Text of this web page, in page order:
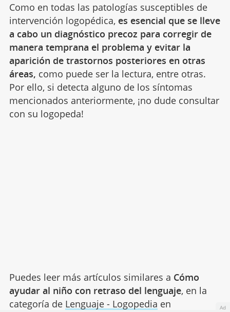
Como en todas las patologías susceptibles de
intervención logopédica, es esencial que se lleve
a cabo un diagnóstico precoz para corregir de
manera temprana el problema y evitar la
aparición de trastornos posteriores en otras
áreas, como puede ser la lectura, entre otras.
Por ello, si detecta alguno de los síntomas
mencionados anteriormente, ¡no dude consultar
con su logopeda!
Puedes leer más artículos similares a Cómo
ayudar al niño con retraso del lenguaje, en la
categoría de Lenguaje - Logopedia en
Ad